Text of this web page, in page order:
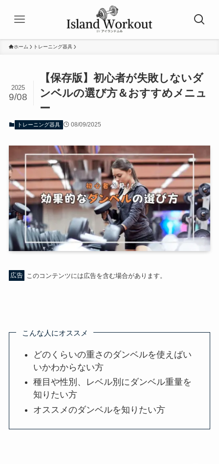
ホーム トレーニング器具
【保存版】初心者が失敗しないダ
ンベルの選び方＆おすすめメニュ
ー
2025
9/08
トレーニング器具 08/09/2025
広告 このコンテンツには広告を含む場合があります。
こんな人にオススメ
どのくらいの重さのダンベルを使えばい
いかわからない方
種目や性別、レベル別にダンベル重量を
知りたい方
オススメのダンベルを知りたい方